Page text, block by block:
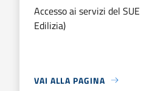
Accesso ai servizi del
Edilizia)
VAI ALLA PAGINA